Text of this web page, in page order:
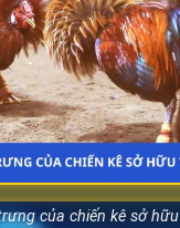
của chiến kê sở